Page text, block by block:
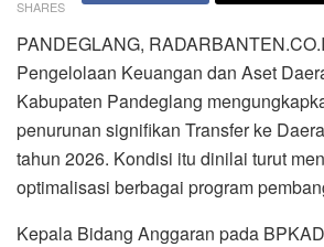
SHARES
PANDEGLANG,
Pengelolaan Keuangan dan Aset
Kabupaten Pandeglang
penurunan signifikan Transfer ke
tahun 2026. Kondisi itu dinilai turut
optimalisasi berbagai program
Kepala Bidang Anggaran pada